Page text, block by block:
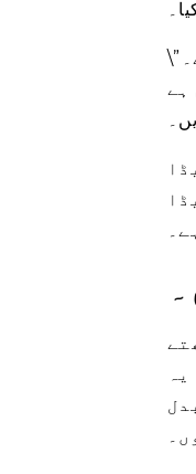
\”ہیٹی کے آئین کے تمام نسخے اور ہیٹی کے لوگوں کے حق خود ارادیت کو اس وقت پامال کیا جا رہا ہے۔
ہے